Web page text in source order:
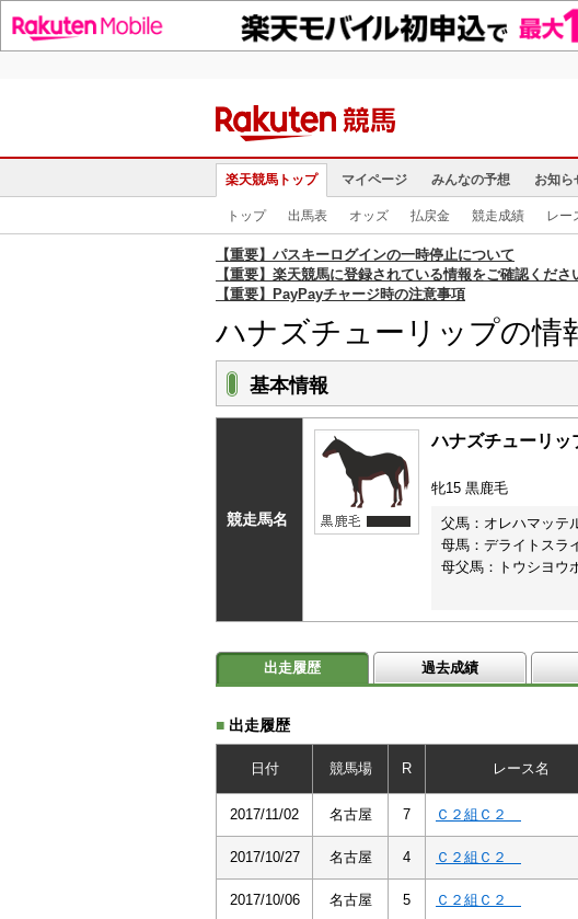
楽天競馬トップ マイページ みんなの予想 お知ら
トップ 出馬表 オッズ 払戻金 競走成績 レー
【重要】パスキーログインの一時停止について
【重要】楽天競馬に登録されている情報をご確認くださ
【重要】PayPayチャージ時の注意事項
ハナズチューリップの情
基本情報
競走馬名
ハナズチューリッ
牝15 黒鹿毛
父馬：オレハマッテ
母馬：デライトスラ
母父馬：トウシヨウ
出走履歴 過去成績
■ 出走履歴
日付 競馬場 R レース名
2017/11/02 名古屋 7 Ｃ２組Ｃ２
2017/10/27 名古屋 4 Ｃ２組Ｃ２
2017/10/06 名古屋 5 Ｃ２組Ｃ２